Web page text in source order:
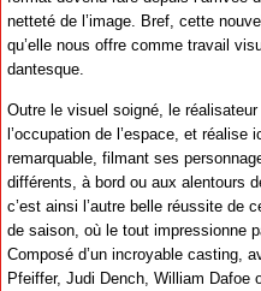
netteté de l’image. Bref, cette
qu’elle nous offre comme travail
dantesque.
Outre le visuel soigné, le
l’occupation de l’espace, et réalise
remarquable, filmant ses
différents, à bord ou aux alentours
c’est ainsi l’autre belle réussite de
de saison, où le tout impressionne
Composé d’un incroyable casting,
Pfeiffer, Judi Dench, William Dafoe